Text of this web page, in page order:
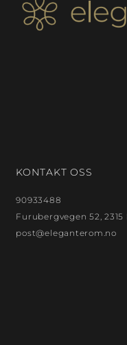
KONTAKT OSS
90933488
Furubergvegen 52, 2315
post@eleganterom.no